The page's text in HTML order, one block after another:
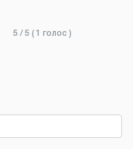
5 / 5 ( 1 голос )